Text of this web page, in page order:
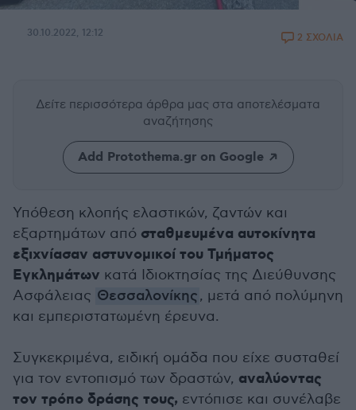
30.10.2022, 12:12 2 ΣΧΟΛΙΑ
Δείτε περισσότερα άρθρα μας στα αποτελέσματα
αναζήτησης
Add Protothema.gr on Google
Υπόθεση κλοπής ελαστικών, ζαντών και
εξαρτημάτων από σταθμευμένα αυτοκίνητα
εξιχνίασαν αστυνομικοί του Τμήματος
Εγκλημάτων κατά Ιδιοκτησίας της Διεύθυνσης
Ασφάλειας Θεσσαλονίκης, μετά από πολύμηνη
και εμπεριστατωμένη έρευνα.
Συγκεκριμένα, ειδική ομάδα που είχε συσταθεί
για τον εντοπισμό των δραστών, αναλύοντας
τον τρόπο δράσης τους, εντόπισε και συνέλαβε